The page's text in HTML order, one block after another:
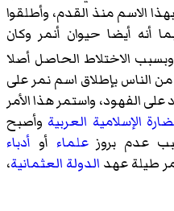
الاسم منذ القدم، وأطلقوا
أنه أيضا حيوان أنمر وكان
وبسبب الاختلاط الحاصل أصلا
من الناس بإطلاق اسم نمر على
على الفهود، واستمر هذا الأمر
الإسلامية العربية وأصبح
عدم بروزعلماء أو أدباء
طيلة عهد الدولة العثمانية،